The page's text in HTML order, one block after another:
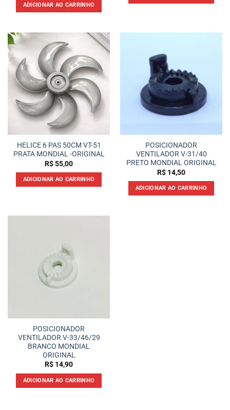
ADICIONAR AO CARRINHO
HELICE 6 PAS 50CM VT-51
PRATA MONDIAL -ORIGINAL
R$55,00
ADICIONAR AO CARRINHO
POSICIONADOR
VENTILADOR V-31/40
PRETO MONDIAL ORIGINAL
R$ 14,50
ADICIONAR AO CARRINHO
POSICIONADOR
VENTILADOR V-33/46/29
BRANCO MONDIAL
ORIGINAL
R$ 14,90
ADICIONAR AO CARRINHO